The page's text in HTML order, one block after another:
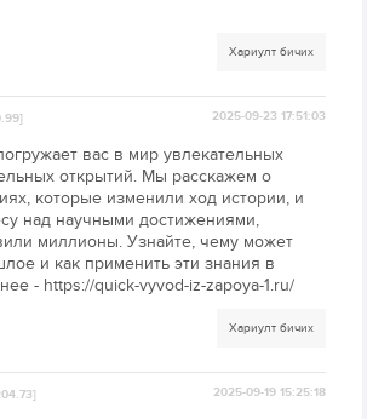
Хариулт бичих
2025-09-23 17:51:03
вас в мир увлекательных
открытий. Мы расскажем о
которые изменили ход истории, и
над научными достижениями,
миллионы. Узнайте, чему может
и как применить эти знания в
- https://quick-vyvod-iz-zapoya-1.ru/
Хариулт бичих
2025-09-19 15:25:18